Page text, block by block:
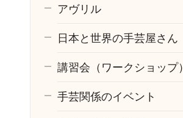
アヴリル
日本と世界の手芸屋さん
講習会（ワークショップ）
手芸関係のイベント